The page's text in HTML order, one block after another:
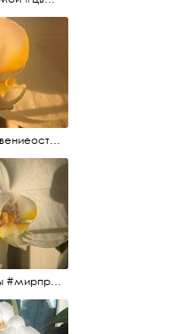
#мгновениеостановись #прекрасныймомент #жаждарасцвета
#цветы #мирпрекрасен #пятьутра